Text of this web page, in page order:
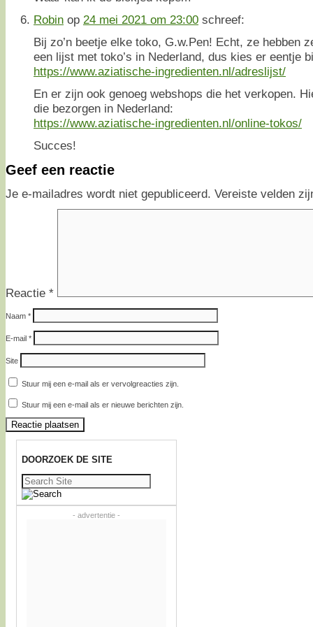
Robin op 24 mei 2021 om 23:00 schreef:
Bij zo’n beetje elke toko, G.w.Pen! Echt, ze hebben
een lijst met toko’s in Nederland, dus kies er eentje
https://www.aziatische-ingredienten.nl/adreslijst/
En er zijn ook genoeg webshops die het verkopen.
die bezorgen in Nederland:
https://www.aziatische-ingredienten.nl/online-tokos/
Succes!
Geef een reactie
Je e-mailadres wordt niet gepubliceerd. Vereiste velden
Reactie *
Naam *
E-mail *
Site
Stuur mij een e-mail als er vervolgreacties zijn.
Stuur mij een e-mail als er nieuwe berichten zijn.
DOORZOEK DE SITE
Zoeken
naar:
- advertentie -